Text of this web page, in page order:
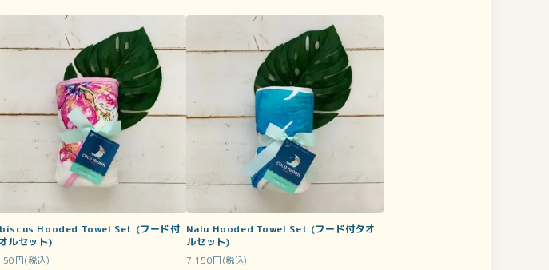
Hooded Towel Set (フード付
ルセット)
円(税込)
Nalu Hooded Towel Set (フード付タオ
ルセット)
7,150円(税込)